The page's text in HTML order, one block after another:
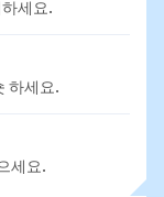
세요.
하세요.
세요.